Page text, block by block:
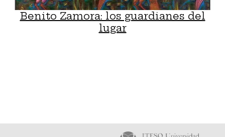
Benito Zamora: los guardianes del
lugar